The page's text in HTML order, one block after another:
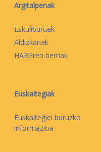
Argitalpenak
Eskuliburuak
Aldizkariak
HABEren berriak
Euskaltegiak
Euskaltegiei buruzko
informazioa